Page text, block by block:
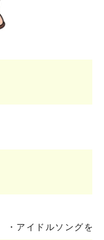
・アイドルソングを